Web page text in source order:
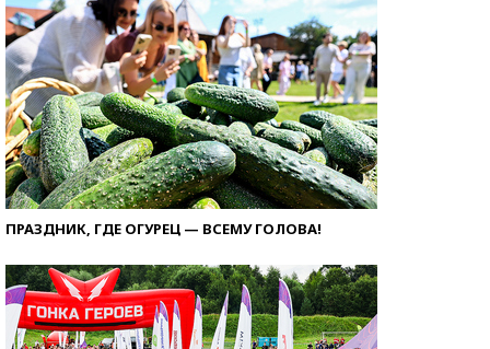
ПРАЗДНИК, ГДЕ ОГУРЕЦ — ВСЕМУ ГОЛОВА!